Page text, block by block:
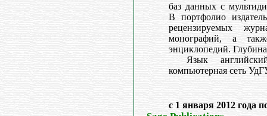
баз данных с
В портфолио
рецензируемых
монографий, а
энциклопедий.
Язык
компьютерная сеть
с 1 января 2012 года